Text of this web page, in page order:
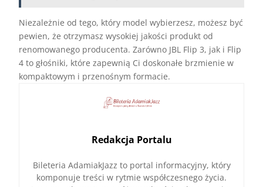
Niezależnie od tego, który model wybierzesz, możesz być
pewien, że otrzymasz wysokiej jakości produkt od
renomowanego producenta. Zarówno JBL Flip 3, jak i Flip
4 to głośniki, które zapewnią Ci doskonałe brzmienie w
kompaktowym i przenośnym formacie.
Redakcja Portalu
Bileteria AdamiakJazz to portal informacyjny, który
komponuje treści w rytmie współczesnego życia.